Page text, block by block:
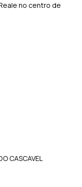
no centro de
CASCAVEL